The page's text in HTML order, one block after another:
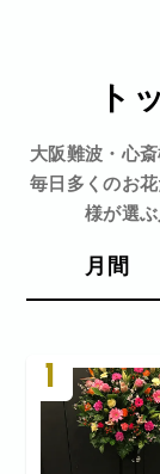
ト
大阪難波・心
毎日多くのお
様が選
月間
1